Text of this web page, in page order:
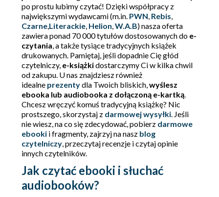
po prostu lubimy czytać! Dzięki współpracy z
największymi wydawcami (m.in. PWN, Rebis,
Czarne,Literackie, Helion,W.A.B) nasza oferta
zawiera ponad 70 000 tytułów dostosowanych do e-
czytania, a także tysiące tradycyjnych książek
drukowanych. Pamiętaj, jeśli dopadnie Cię głód
czytelniczy, e-książkidostarczymy Ci w kilka chwil
od zakupu. U nas znajdziesz również
idealne prezentydla Twoich bliskich,wyślesz
ebooka lub audiobooka z dołączoną e-kartką.
Chcesz wręczyć komuś tradycyjną książkę? Nic
prostszego, skorzystaj z darmowej wysyłki. Jeśli
nie wiesz, na co się zdecydować, pobierz darmowe
ebooki i fragmenty, zajrzyj na nasz blog
czytelniczy, przeczytaj recenzje i czytaj opinie
innych czytelników.
Jak czytać ebooki i słuchać
audiobooków?